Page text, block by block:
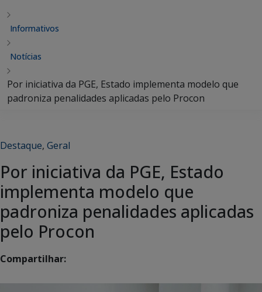
Informativos
Notícias
Por iniciativa da PGE, Estado implementa modelo que
padroniza penalidades aplicadas pelo Procon
Destaque, Geral
Por iniciativa da PGE, Estado
implementa modelo que
padroniza penalidades aplicadas
pelo Procon
Compartilhar: